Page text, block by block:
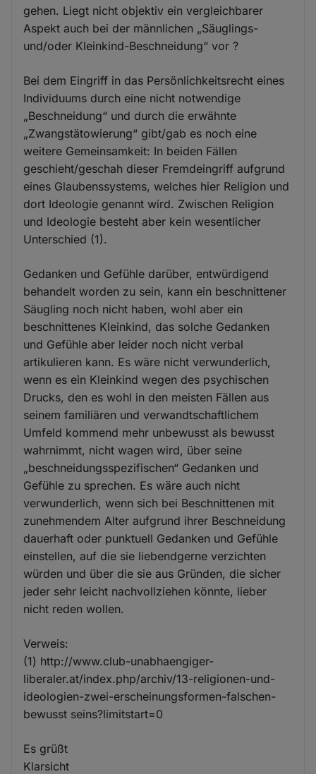
gehen. Liegt nicht objektiv ein vergleichbarer
Aspekt auch bei der männlichen „Säuglings-
und/oder Kleinkind-Beschneidung“ vor ?
Bei dem Eingriff in das Persönlichkeitsrecht eines
Individuums durch eine nicht notwendige
„Beschneidung“ und durch die erwähnte
„Zwangstätowierung“ gibt/gab es noch eine
weitere Gemeinsamkeit: In beiden Fällen
geschieht/geschah dieser Fremdeingriff aufgrund
eines Glaubenssystems, welches hier Religion und
dort Ideologie genannt wird. Zwischen Religion
und Ideologie besteht aber kein wesentlicher
Unterschied (1).
Gedanken und Gefühle darüber, entwürdigend
behandelt worden zu sein, kann ein beschnittener
Säugling noch nicht haben, wohl aber ein
beschnittenes Kleinkind, das solche Gedanken
und Gefühle aber leider noch nicht verbal
artikulieren kann. Es wäre nicht verwunderlich,
wenn es ein Kleinkind wegen des psychischen
Drucks, den es wohl in den meisten Fällen aus
seinem familiären und verwandtschaftlichem
Umfeld kommend mehr unbewusst als bewusst
wahrnimmt, nicht wagen wird, über seine
„beschneidungsspezifischen“ Gedanken und
Gefühle zu sprechen. Es wäre auch nicht
verwunderlich, wenn sich bei Beschnittenen mit
zunehmendem Alter aufgrund ihrer Beschneidung
dauerhaft oder punktuell Gedanken und Gefühle
einstellen, auf die sie liebendgerne verzichten
würden und über die sie aus Gründen, die sicher
jeder sehr leicht nachvollziehen könnte, lieber
nicht reden wollen.
Verweis:
(1) http://www.club-unabhaengiger-
liberaler.at/index.php/archiv/13-religionen-und-
ideologien-zwei-erscheinungsformen-falschen-
bewusst seins?limitstart=0
Es grüßt
Klarsicht